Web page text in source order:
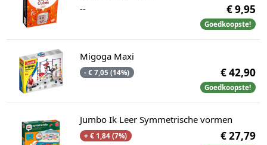
--
€ 9,95
Goedkoopste!
Migoga Maxi
- € 7,05 (14%) € 42,90
Goedkoopste!
Jumbo Ik Leer Symmetrische vormen
+ € 1,84 (7%) € 27,79